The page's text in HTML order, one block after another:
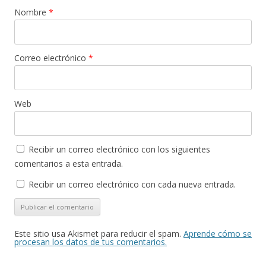
Nombre *
Correo electrónico *
Web
Recibir un correo electrónico con los siguientes
comentarios a esta entrada.
Recibir un correo electrónico con cada nueva entrada.
Este sitio usa Akismet para reducir el spam. Aprende cómo se
procesan los datos de tus comentarios.